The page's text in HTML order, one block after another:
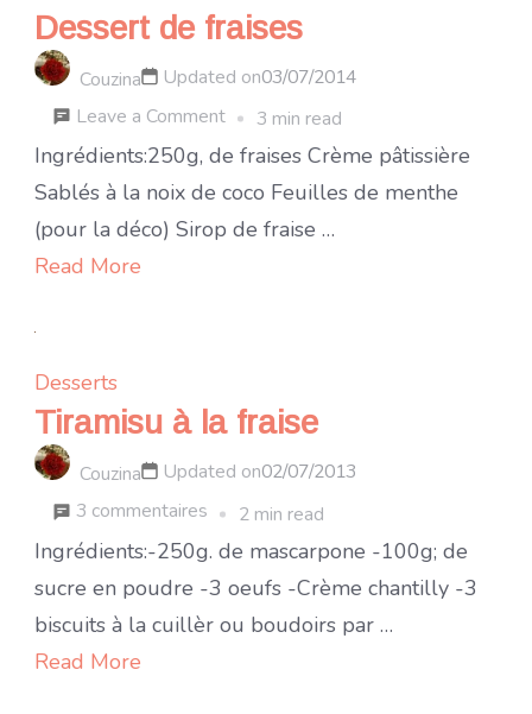
Dessert de fraises
Couzina Updated on03/07/2014
Leave a Commenton
Dessert
de
fraises
3 min read
Ingrédients:250g, de fraises Crème pâtissière
Sablés à la noix de coco Feuilles de menthe
(pour la déco) Sirop de fraise …
Read More
Desserts
Tiramisu à la fraise
Couzina Updated on02/07/2013
3 commentaires sur
Tiramisu
à
la
2 min read
Ingrédients:-250g. de mascarpone -100g; de
sucre en poudre -3 oeufs -Crème chantilly -3
biscuits à la cuillèr ou boudoirs par …
Read More